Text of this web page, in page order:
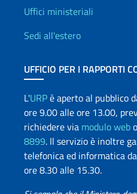
Uffici e Rete
Uffici ministeriali
Sedi all'estero
UFFICIO PER I RAPPORTI
L'URPè aperto al pubblico
ore 9.00 alle ore 13.00,
richiedere via modulo web
8899. Il servizio è inoltre
telefonica ed informatica
ore 8.30 alle 15.30.